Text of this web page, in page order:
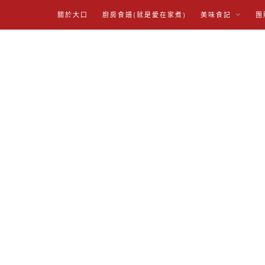
關於大口 廚房食譜(就是愛在家煮) 美味食記